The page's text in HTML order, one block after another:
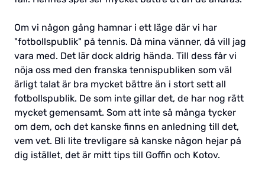
Om vi någon gång hamnar i ett läge där vi har
"fotbollspublik" på tennis. Då mina vänner, då vill jag
vara med. Det lär dock aldrig hända. Till dess får vi
nöja oss med den franska tennispubliken som väl
ärligt talat är bra mycket bättre än i stort sett all
fotbollspublik. De som inte gillar det, de har nog rätt
mycket gemensamt. Som att inte så många tycker
om dem, och det kanske finns en anledning till det,
vem vet. Bli lite trevligare så kanske någon hejar på
dig istället, det är mitt tips till Goffin och Kotov.